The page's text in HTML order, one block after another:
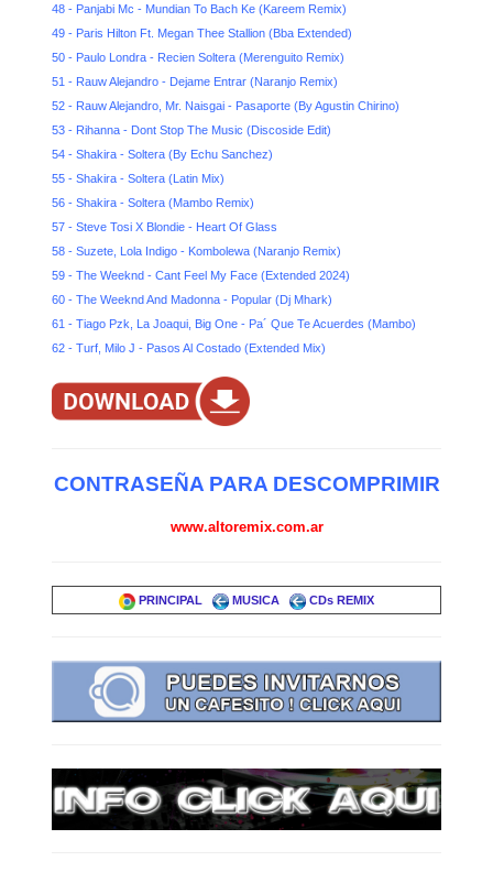
48 - Panjabi Mc - Mundian To Bach Ke (Kareem Remix)
49 - Paris Hilton Ft. Megan Thee Stallion (Bba Extended)
50 - Paulo Londra - Recien Soltera (Merenguito Remix)
51 - Rauw Alejandro - Dejame Entrar (Naranjo Remix)
52 - Rauw Alejandro, Mr. Naisgai - Pasaporte (By Agustin Chirino)
53 - Rihanna - Dont Stop The Music (Discoside Edit)
54 - Shakira - Soltera (By Echu Sanchez)
55 - Shakira - Soltera (Latin Mix)
56 - Shakira - Soltera (Mambo Remix)
57 - Steve Tosi X Blondie - Heart Of Glass
58 - Suzete, Lola Indigo - Kombolewa (Naranjo Remix)
59 - The Weeknd - Cant Feel My Face (Extended 2024)
60 - The Weeknd And Madonna - Popular (Dj Mhark)
61 - Tiago Pzk, La Joaqui, Big One - Pa´ Que Te Acuerdes (Mambo)
62 - Turf, Milo J - Pasos Al Costado (Extended Mix)
CONTRASEÑA PARA DESCOMPRIMIR
www.altoremix.com.ar
PRINCIPAL MUSICA CDs REMIX